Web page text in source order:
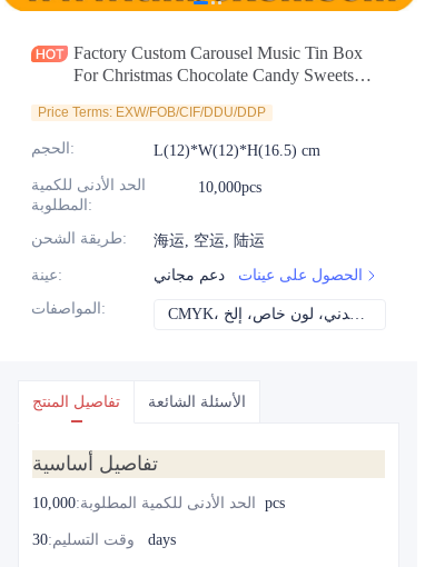
Factory Custom Carousel Music Tin Box
For Christmas Chocolate Candy Sweets
Price Terms: EXW/FOB/CIF/DDU/DDP
الحجم : L(12)*W(12)*H(16.5) cm
الحد الأدنى للكمية
المطلوبة :
10,000pcs
طريقة الشحن: 海运, 空运, 陆运
عينة: دعم مجاني
الحصول على عينات
المواصفات : CMYK، بانتون، معدني، لون خاص، إلخ
تفاصيل المنتج الأسئلة الشائعة
تفاصيل أساسية
الحد الأدنى للكمية المطلوبة: 10,000pcs
وقت التسليم: 30 days